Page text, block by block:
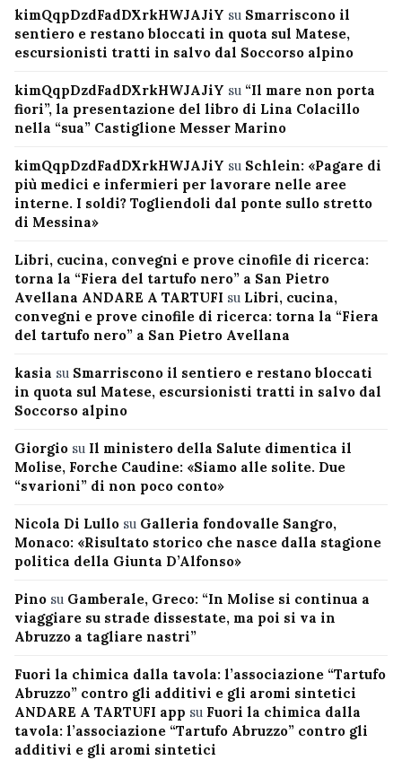
kimQqpDzdFadDXrkHWJAJiY su Smarriscono il
sentiero e restano bloccati in quota sul Matese,
escursionisti tratti in salvo dal Soccorso alpino
kimQqpDzdFadDXrkHWJAJiY su “Il mare non porta
fiori”, la presentazione del libro di Lina Colacillo
nella “sua” Castiglione Messer Marino
kimQqpDzdFadDXrkHWJAJiY su Schlein: «Pagare di
più medici e infermieri per lavorare nelle aree
interne. I soldi? Togliendoli dal ponte sullo stretto
di Messina»
Libri, cucina, convegni e prove cinofile di ricerca:
torna la “Fiera del tartufo nero” a San Pietro
Avellana ANDARE A TARTUFI su Libri, cucina,
convegni e prove cinofile di ricerca: torna la “Fiera
del tartufo nero” a San Pietro Avellana
kasia su Smarriscono il sentiero e restano bloccati
in quota sul Matese, escursionisti tratti in salvo dal
Soccorso alpino
Giorgio su Il ministero della Salute dimentica il
Molise, Forche Caudine: «Siamo alle solite. Due
“svarioni” di non poco conto»
Nicola Di Lullo su Galleria fondovalle Sangro,
Monaco: «Risultato storico che nasce dalla stagione
politica della Giunta D’Alfonso»
Pino su Gamberale, Greco: “In Molise si continua a
viaggiare su strade dissestate, ma poi si va in
Abruzzo a tagliare nastri”
Fuori la chimica dalla tavola: l’associazione “Tartufo
Abruzzo” contro gli additivi e gli aromi sintetici
ANDARE A TARTUFI app su Fuori la chimica dalla
tavola: l’associazione “Tartufo Abruzzo” contro gli
additivi e gli aromi sintetici